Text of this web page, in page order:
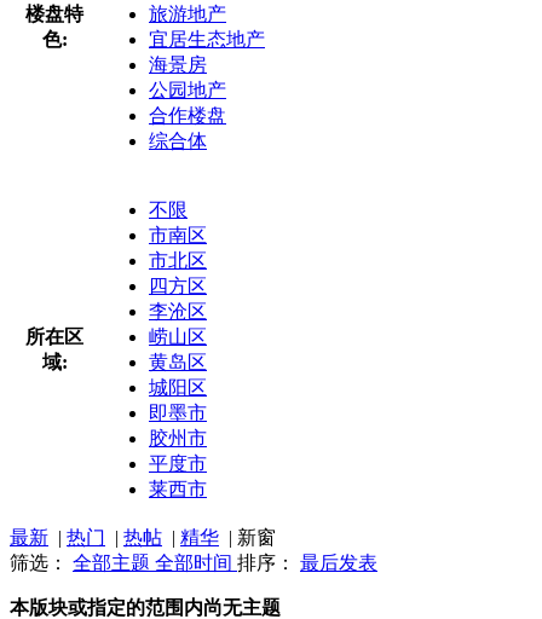
楼盘特
色:
旅游地产
宜居生态地产
海景房
公园地产
合作楼盘
综合体
所在区
域:
不限
市南区
市北区
四方区
李沧区
崂山区
黄岛区
城阳区
即墨市
胶州市
平度市
莱西市
最新 | 热门 | 热帖 | 精华 | 新窗
筛选： 全部主题 全部时间 排序： 最后发表
本版块或指定的范围内尚无主题